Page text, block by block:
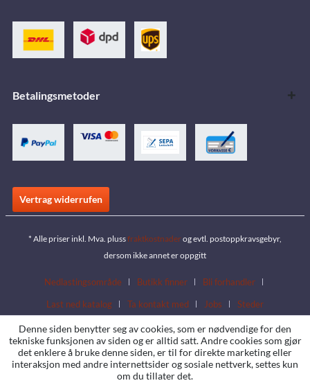
Betalingsmetoder
Vertrag widerrufen
* Alle priser inkl. Mva. plussfraktkostnaderog evtl. postoppkravsgebyr,
dersom ikke annet er oppgitt
Nedlastingsområde Butikk finner
Bli forhandler
Last ned katalog
Ta kontakt med Jobs Steder
Denne siden benytter seg av cookies, som er nødvendige for den
tekniske funksjonen av siden og er alltid satt. Andre cookies som gjør
det enklere å bruke denne siden, er til for direkte marketing eller
interaksjon med andre internettsider og sosiale nettverk, settes kun
om du tillater det.